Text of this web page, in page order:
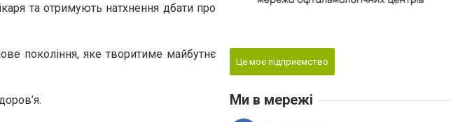
та отримують натхнення дбати про
покоління, яке творитиме майбутнє
Це моє підприємство
Ми в мережі